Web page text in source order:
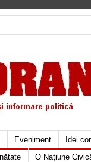
Eveniment
Idei
O Naţiune